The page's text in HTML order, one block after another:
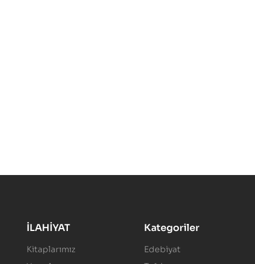
İLAHİYAT
Kitaplarımız
Kategoriler
Edebiyat